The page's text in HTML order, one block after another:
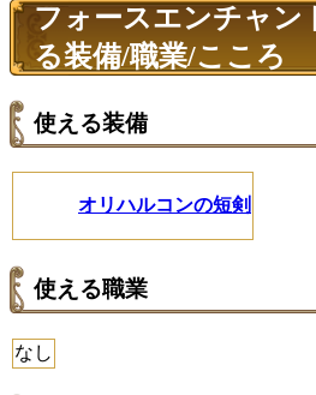
フォースエンチャン
る装備/職業/こころ
使える装備
オリハルコンの短剣
使える職業
なし